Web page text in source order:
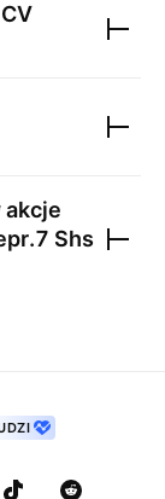
akcje
Shs